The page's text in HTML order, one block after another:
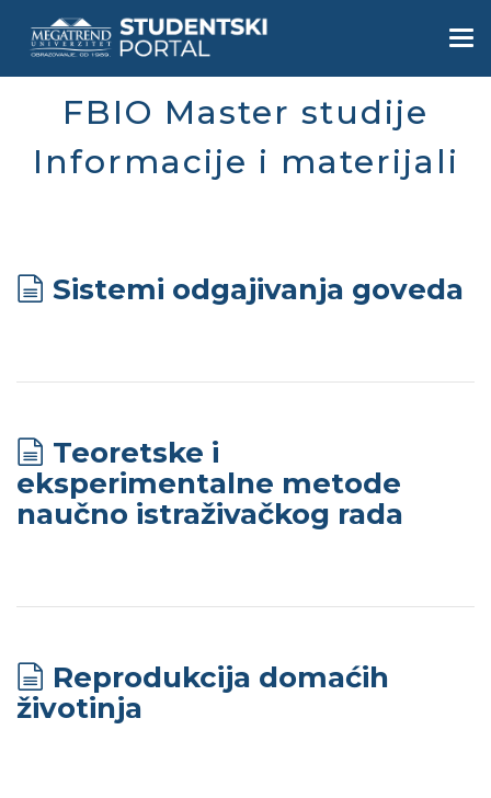
FBIO Master studije
Informacije i materijali
Sistemi odgajivanja goveda
Teoretske i
eksperimentalne metode
naučno istraživačkog rada
Reprodukcija domaćih
životinja